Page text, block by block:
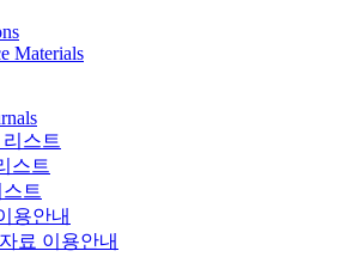
Materials
스트
스트
트
용안내
료 이용안내